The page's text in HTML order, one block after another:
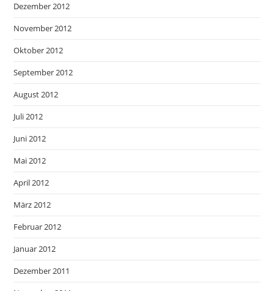
Dezember 2012
November 2012
Oktober 2012
September 2012
August 2012
Juli 2012
Juni 2012
Mai 2012
April 2012
März 2012
Februar 2012
Januar 2012
Dezember 2011